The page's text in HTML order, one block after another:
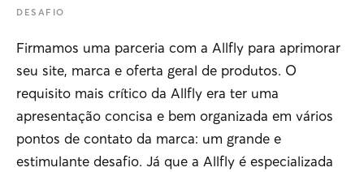
DESAFIO
Firmamos uma parceria com a Allfly para aprimorar
seu site, marca e oferta geral de produtos. O
requisito mais crítico da Allfly era ter uma
apresentação concisa e bem organizada em vários
pontos de contato da marca: um grande e
estimulante desafio. Já que a Allfly é especializada